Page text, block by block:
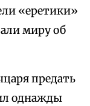
«еретики»
миру об
предать
однажды